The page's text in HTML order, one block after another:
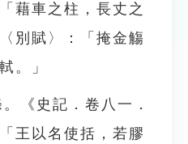
藉車之柱，長丈之
別賦〉：「掩金觴
。」
《史記．卷八一．
王以名使括，若膠